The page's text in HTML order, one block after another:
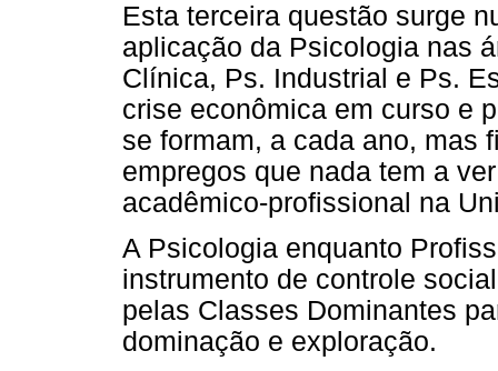
Esta terceira questão surge
aplicação da Psicologia nas
Clínica, Ps. Industrial e Ps.
crise econômica em curso e
se formam, a cada ano, mas
empregos que nada tem a
acadêmico-profissional na
A Psicologia enquanto
instrumento de controle
pelas Classes Dominantes
dominação e exploração.